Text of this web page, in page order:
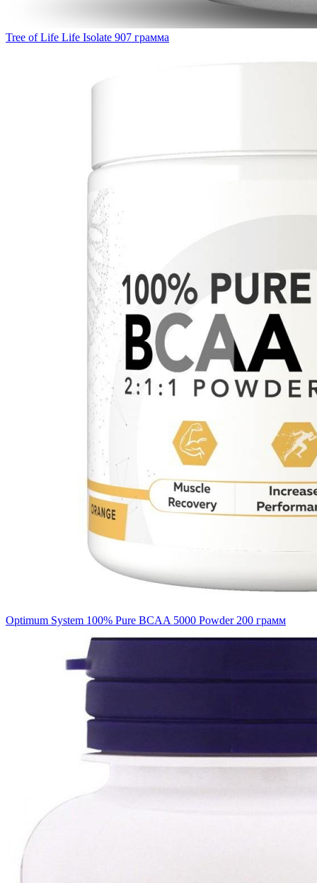
Tree of Life Life Isolate 907 грамма
Optimum System 100% Pure BCAA 5000 Powder 200 грамм